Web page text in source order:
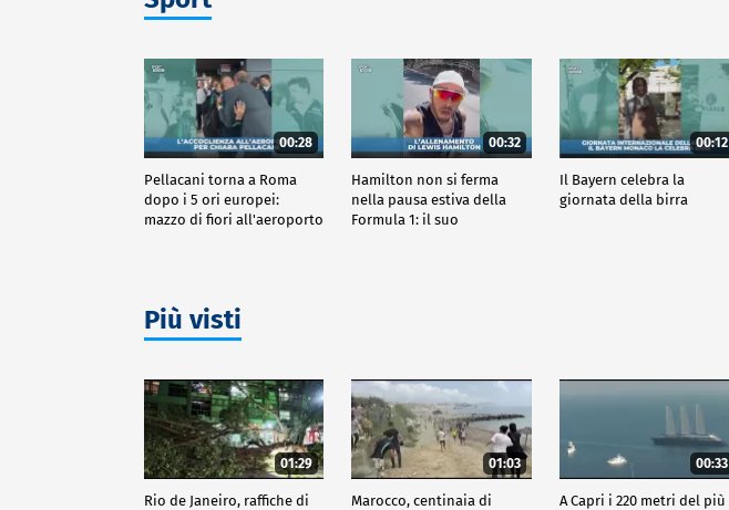
00:28
Pellacani torna a Roma
dopo i 5 ori europei:
mazzo di fiori all'aeroporto
00:32
Hamilton non si ferma
nella pausa estiva della
Formula 1: il suo
00:12
Il Bayern celebra la
giornata della birra
Più visti
01:29
Rio de Janeiro, raffiche di
01:03
Marocco, centinaia di
00:33
A Capri i 220 metri del più